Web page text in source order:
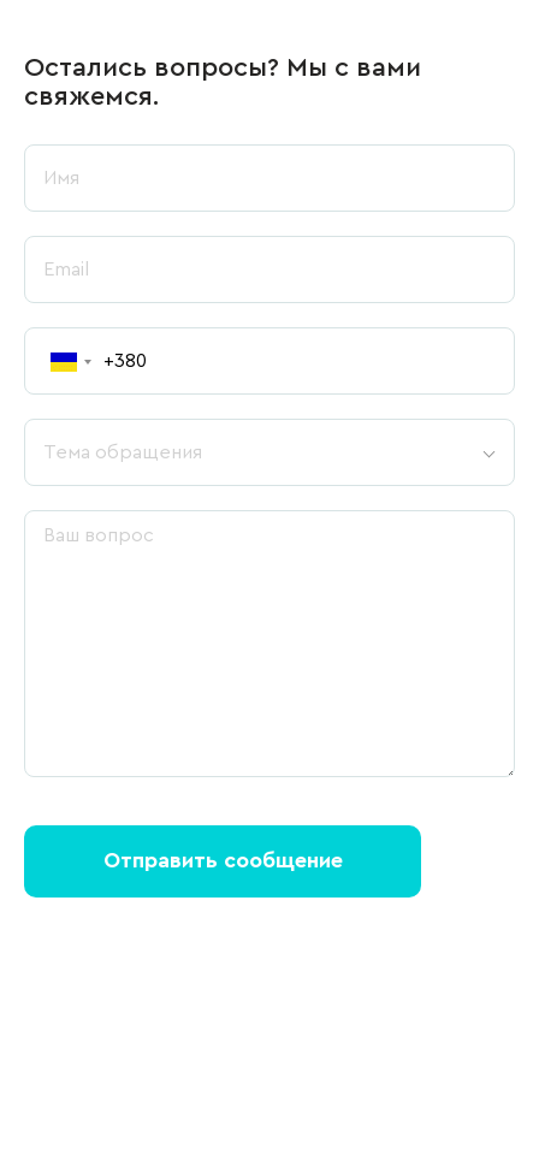
Остались вопросы? Мы с вами
свяжемся.
Тема обращения
Отправить сообщение